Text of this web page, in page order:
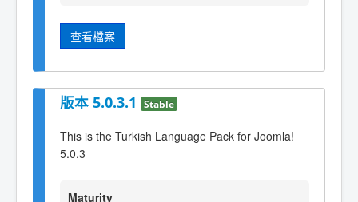
查看檔案
版本 5.0.3.1 Stable
This is the Turkish Language Pack for Joomla!
5.0.3
Maturity